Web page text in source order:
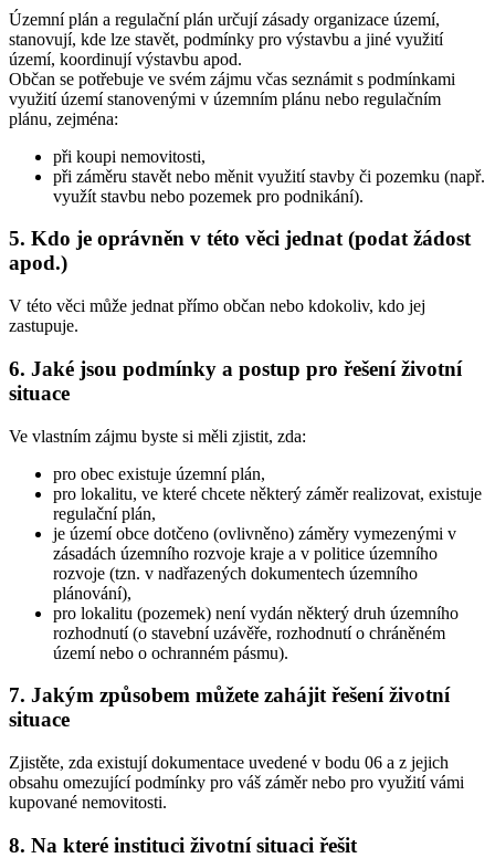
Územní plán a regulační plán určují zásady organizace území,
stanovují, kde lze stavět, podmínky pro výstavbu a jiné využití
území, koordinují výstavbu apod.
Občan se potřebuje ve svém zájmu včas seznámit s podmínkami
využití území stanovenými v územním plánu nebo regulačním
plánu, zejména:
při koupi nemovitosti,
při záměru stavět nebo měnit využití stavby či pozemku (např.
využít stavbu nebo pozemek pro podnikání).
5. Kdo je oprávněn v této věci jednat (podat žádost
apod.)
V této věci může jednat přímo občan nebo kdokoliv, kdo jej
zastupuje.
6. Jaké jsou podmínky a postup pro řešení životní
situace
Ve vlastním zájmu byste si měli zjistit, zda:
pro obec existuje územní plán,
pro lokalitu, ve které chcete některý záměr realizovat, existuje
regulační plán,
je území obce dotčeno (ovlivněno) záměry vymezenými v
zásadách územního rozvoje kraje a v politice územního
rozvoje (tzn. v nadřazených dokumentech územního
plánování),
pro lokalitu (pozemek) není vydán některý druh územního
rozhodnutí (o stavební uzávěře, rozhodnutí o chráněném
území nebo o ochranném pásmu).
7. Jakým způsobem můžete zahájit řešení životní
situace
Zjistěte, zda existují dokumentace uvedené v bodu 06 a z jejich
obsahu omezující podmínky pro váš záměr nebo pro využití vámi
kupované nemovitosti.
8. Na které instituci životní situaci řešit